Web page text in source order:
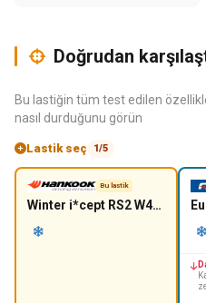
Doğrudan
Bu lastiğin tüm test edilen
nasıl durduğunu görün
Lastik seç 1/5
Bu lastik
Winter i*cept RS2 W452